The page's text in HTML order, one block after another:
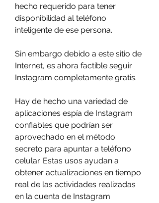
hecho requerido para tener
disponibilidad al teléfono
inteligente de ese persona.
Sin embargo debido a este sitio de
Internet, es ahora factible seguir
Instagram completamente gratis.
Hay de hecho una variedad de
aplicaciones espía de Instagram
confiables que podrían ser
aprovechado en el método
secreto para apuntar a teléfono
celular. Estas usos ayudan a
obtener actualizaciones en tiempo
real de las actividades realizadas
en la cuenta de Instagram